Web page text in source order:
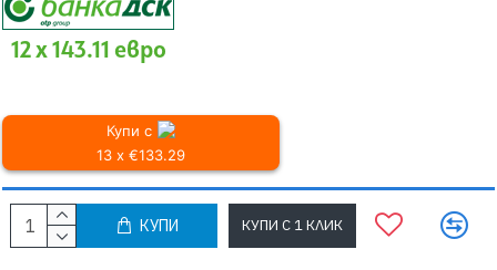
КУПИ КУПИ С 1 КЛИК
12 x 143.11 евро
Купи с
13 x €133.29